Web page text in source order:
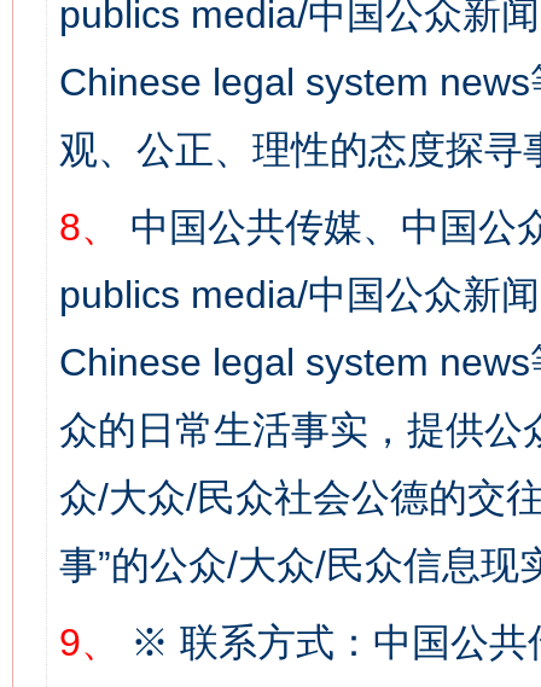
publics media/中国公众新
Chinese legal system
观、公正、理性的态度探寻
8、
中国公共传媒、中国公
publics media/中国公众新
Chinese legal system
众的日常生活事实，提供
众/大众/民众社会公德的交
事”的公众/大众/民众信息现
9、
※ 联系方式：中国公共
网上购药对药下症？